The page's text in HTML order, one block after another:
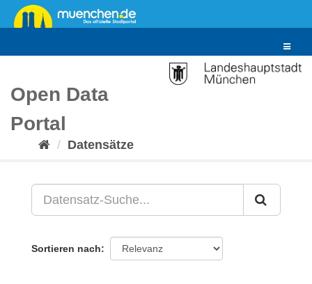
Überspringen
zum
Toggle
Open Data
Portal
Datensätze
Sortieren nach